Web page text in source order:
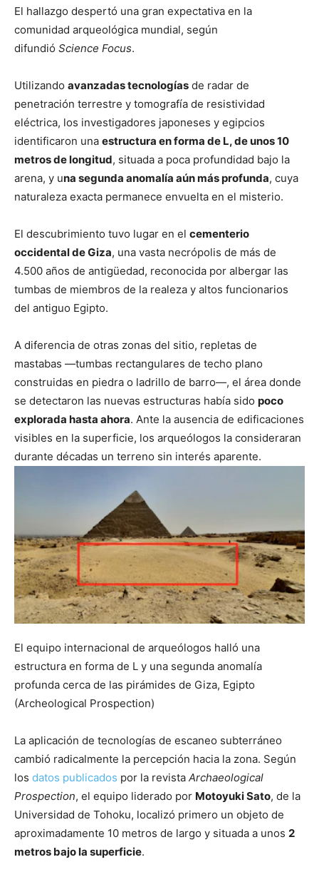
El hallazgo despertó una gran expectativa en la
comunidad arqueológica mundial, según
difundió Science Focus.
Utilizando avanzadas tecnologías de radar de
penetración terrestre y tomografía de resistividad
eléctrica, los investigadores japoneses y egipcios
identificaron una estructura en forma de L, de unos 10
metros de longitud, situada a poca profundidad bajo la
arena, y una segunda anomalía aún más profunda, cuya
naturaleza exacta permanece envuelta en el misterio.
El descubrimiento tuvo lugar en el cementerio
occidental de Giza, una vasta necrópolis de más de
4.500 años de antigüedad, reconocida por albergar las
tumbas de miembros de la realeza y altos funcionarios
del antiguo Egipto.
A diferencia de otras zonas del sitio, repletas de
mastabas —tumbas rectangulares de techo plano
construidas en piedra o ladrillo de barro—, el área donde
se detectaron las nuevas estructuras había sido poco
explorada hasta ahora. Ante la ausencia de edificaciones
visibles en la superficie, los arqueólogos la consideraran
durante décadas un terreno sin interés aparente.
El equipo internacional de arqueólogos halló una
estructura en forma de L y una segunda anomalía
profunda cerca de las pirámides de Giza, Egipto
(Archeological Prospection)
La aplicación de tecnologías de escaneo subterráneo
cambió radicalmente la percepción hacia la zona. Según
los datos publicados por la revista Archaeological
Prospection, el equipo liderado por Motoyuki Sato, de la
Universidad de Tohoku, localizó primero un objeto de
aproximadamente 10 metros de largo y situada a unos 2
metros bajo la superficie.